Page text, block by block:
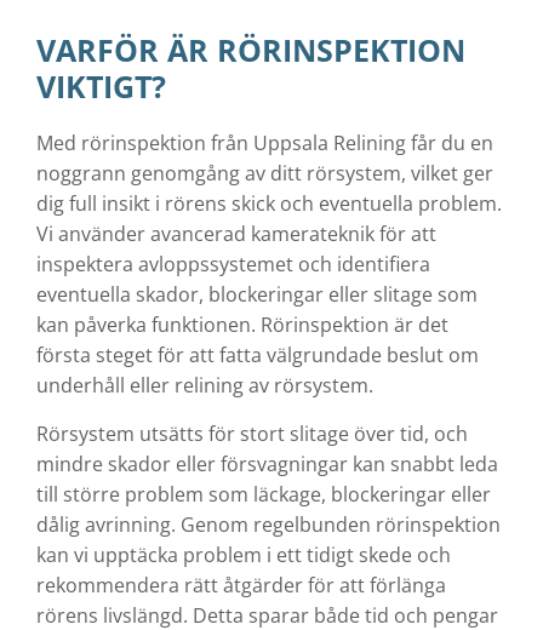
VARFÖR ÄR RÖRINSPEKTION
VIKTIGT?
Med rörinspektion från Uppsala Relining får du en
noggrann genomgång av ditt rörsystem, vilket ger
dig full insikt i rörens skick och eventuella problem.
Vi använder avancerad kamerateknik för att
inspektera avloppssystemet och identifiera
eventuella skador, blockeringar eller slitage som
kan påverka funktionen. Rörinspektion är det
första steget för att fatta välgrundade beslut om
underhåll eller relining av rörsystem.
Rörsystem utsätts för stort slitage över tid, och
mindre skador eller försvagningar kan snabbt leda
till större problem som läckage, blockeringar eller
dålig avrinning. Genom regelbunden rörinspektion
kan vi upptäcka problem i ett tidigt skede och
rekommendera rätt åtgärder för att förlänga
rörens livslängd. Detta sparar både tid och pengar